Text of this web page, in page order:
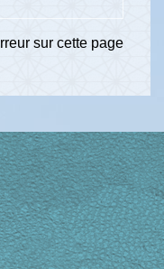
sur cette page